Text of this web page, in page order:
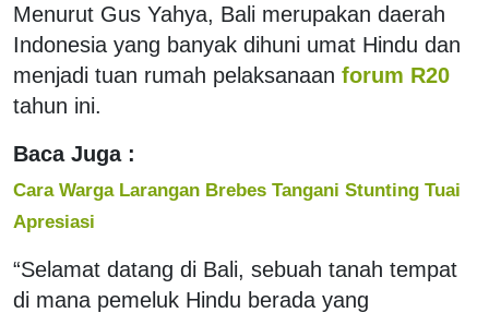
Menurut Gus Yahya, Bali merupakan daerah
Indonesia yang banyak dihuni umat Hindu dan
menjadi tuan rumah pelaksanaan forum R20
tahun ini.
Baca Juga :
Cara Warga Larangan Brebes Tangani Stunting Tuai
Apresiasi
“Selamat datang di Bali, sebuah tanah tempat
di mana pemeluk Hindu berada yang